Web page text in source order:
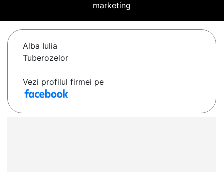
marketing
Alba Iulia
Tuberozelor
Vezi profilul firmei pe